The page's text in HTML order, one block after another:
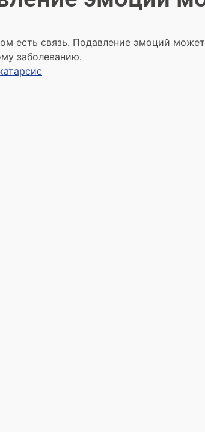
есть связь. Подавление эмоций
заболеванию.